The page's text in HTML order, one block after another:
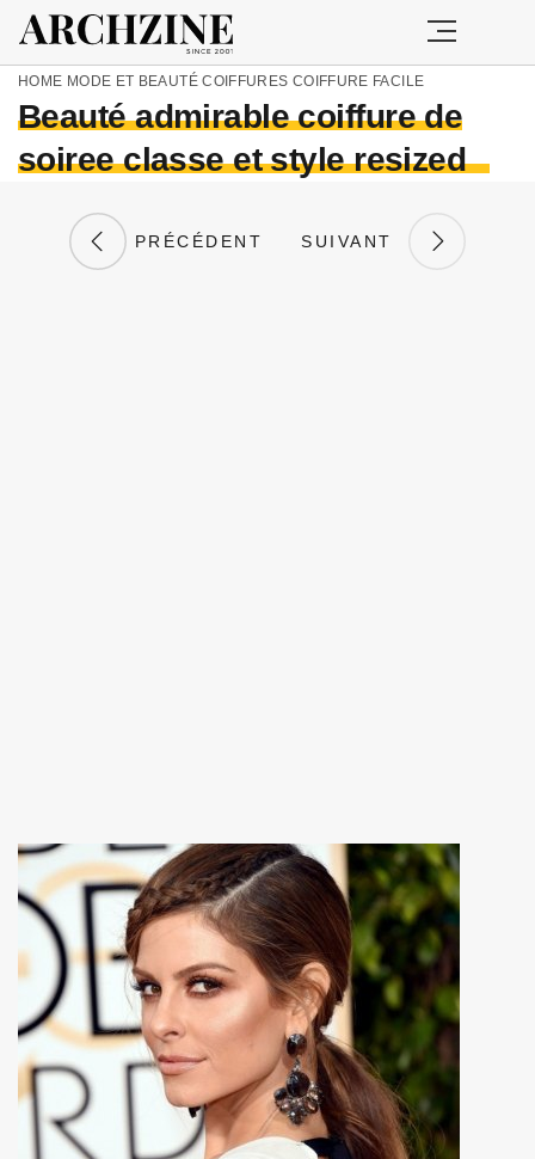
HOME MODE ET BEAUTÉ COIFFURES COIFFURE FACILE
Beauté admirable coiffure de
soiree classe et style resized
PRÉCÉDENT SUIVANT